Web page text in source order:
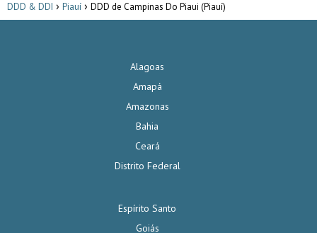
DDD & DDI Piauí DDD de Campinas Do Piaui (Piauí)
Alagoas
Amapá
Amazonas
Bahia
Ceará
Distrito Federal
Espírito Santo
Goiás